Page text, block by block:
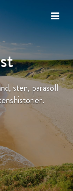
sten, parasoll